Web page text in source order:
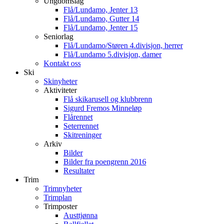
Flå/Lundamo, Jenter 13
Flå/Lundamo, Gutter 14
Flå/Lundamo, Jenter 15
Seniorlag
Flå/Lundamo/Støren 4.divisjon, herrer
Flå/Lundamo 5.divisjon, damer
Kontakt oss
Ski
Skinyheter
Aktiviteter
Flå skikarusell og klubbrenn
Sigurd Fremos Minneløp
Flårennet
Seterrennet
Skitreninger
Arkiv
Bilder
Bilder fra poengrenn 2016
Resultater
Trim
Trimnyheter
Trimplan
Trimposter
Austtjønna